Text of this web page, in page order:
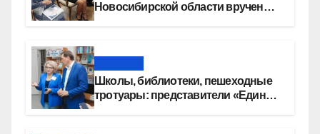
Новосибирской области вручены
Школы, библиотеки, пешеходные
тротуары: представители «Единой